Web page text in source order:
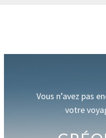
Vous n’avez pas
votre